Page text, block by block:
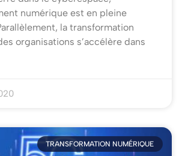
numérique est en pleine
la transformation
organisations s’accélère dans
TRANSFORMATION NUMÉRIQUE